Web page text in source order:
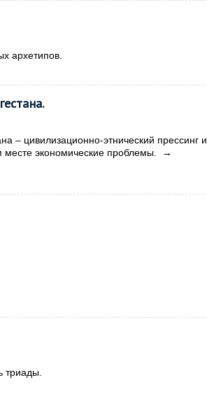
архетипов.
– цивилизационно-этнический прессинг и
месте экономические проблемы. →
триады.